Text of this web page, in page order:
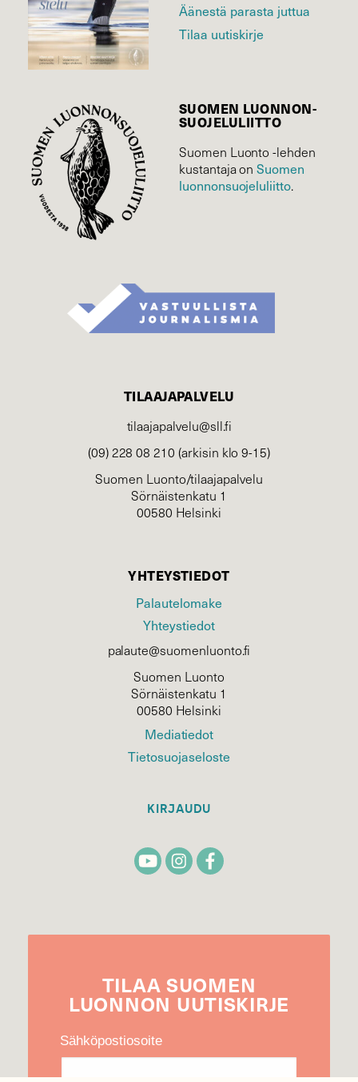
Äänestä parasta juttua
Tilaa uutiskirje
SUOMEN LUONNON­
SUOJELU­LIITTO
Suomen Luonto -lehden
kustantaja onSuomen
luonnonsuojelu­liitto.
TILAAJAPALVELU
tilaajapalvelu@sll.fi
(09) 228 08 210 (arkisin klo 9-15)
Suomen Luonto/tilaajapalvelu
Sörnäistenkatu 1
00580 Helsinki
YHTEYSTIEDOT
Palautelomake
Yhteystiedot
palaute@suomenluonto.fi
Suomen Luonto
Sörnäistenkatu 1
00580 Helsinki
Mediatiedot
Tietosuojaseloste
KIRJAUDU
TILAA SUOMEN
LUONNON UUTIS­KIRJE
Sähköpostiosoite